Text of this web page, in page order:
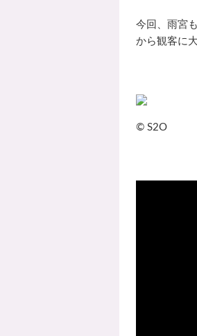
今回、雨宮
から観客に
© S2O